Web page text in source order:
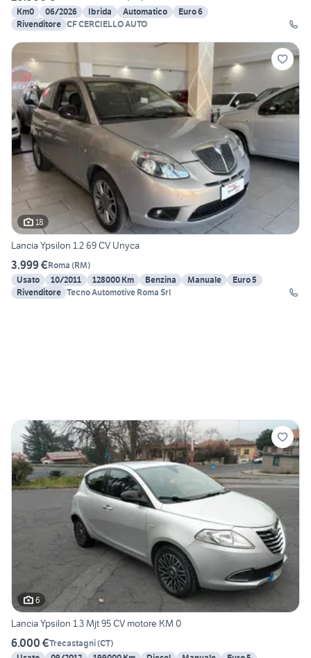
Km0
06/2026 Ibrida Automatico
Euro 6
Rivenditore CF CERCIELLO AUTO
18
Lancia Ypsilon 1.2 69 CV Unyca
3.999 €Roma (RM)
Usato
10/2011 128000 Km Benzina Manuale
Euro 5
Rivenditore Tecno Automotive Roma Srl
6
Lancia Ypsilon 1.3 Mjt 95 CV motore KM 0
6.000 €Trecastagni(CT)